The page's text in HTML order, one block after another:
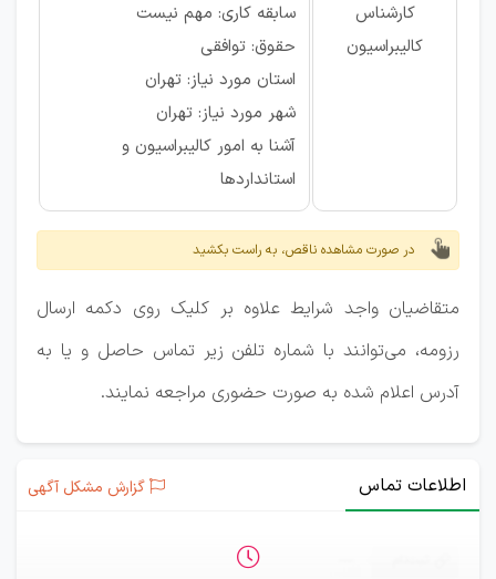
کارشناس
کالیبراسیون
سابقه کاری: مهم نیست
حقوق: توافقی
استان مورد نیاز: تهران
شهر مورد نیاز: تهران
آشنا به امور کالیبراسیون و
استانداردها
در صورت مشاهده ناقص، به راست بکشید
متقاضیان واجد شرایط علاوه بر کلیک روی دکمه ارسال
رزومه، می‌توانند با شماره تلفن زیر تماس حاصل و یا به
آدرس اعلام شده به صورت حضوری مراجعه نمایند.
اطلاعات تماس گزارش مشکل آگهی